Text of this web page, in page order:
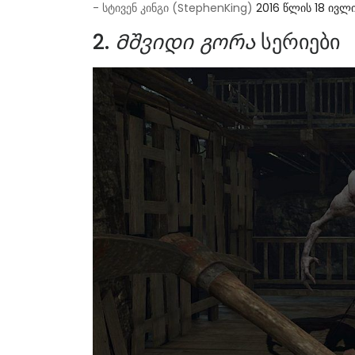
- სტივენ კინგი (StephenKing) 2016 წლის 18
2. Მშვიდი გორასერიები